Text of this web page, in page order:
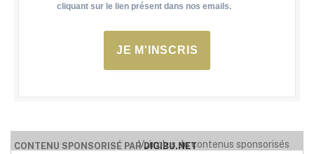
cliquant sur le lien présent dans nos emails.
JE M'INSCRIS
CONTENU SPONSORISÉ PARDIGIBU.NET
Voir plus de contenus sponsorisés